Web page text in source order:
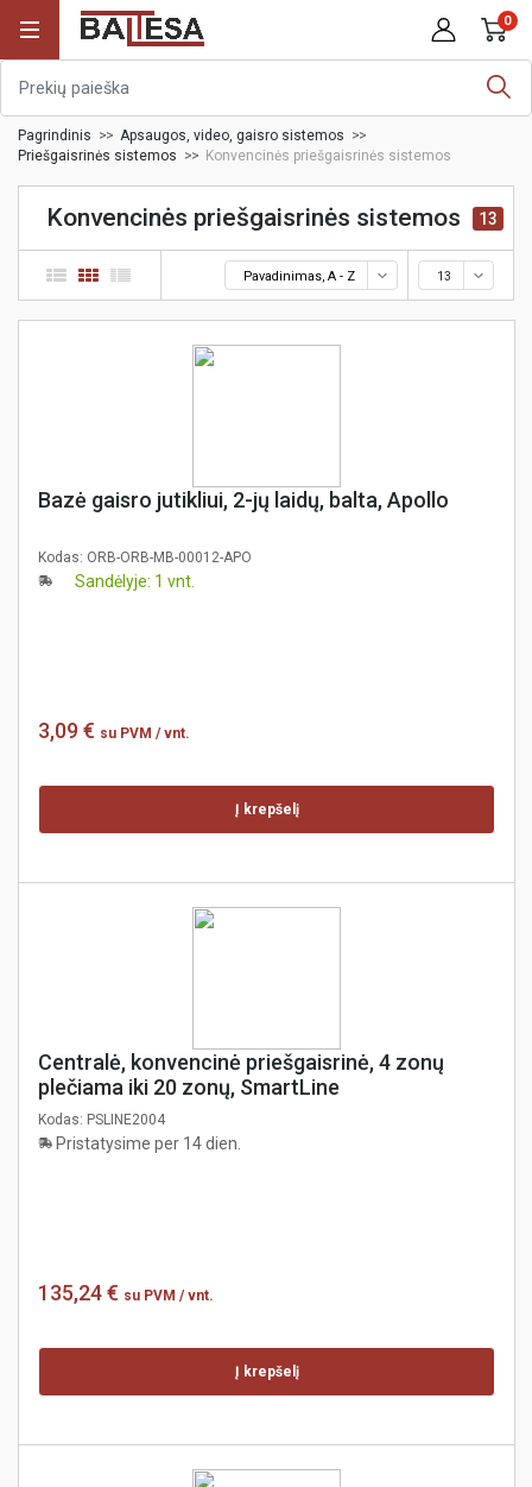
0
Pagrindinis
Apsaugos, video, gaisro sistemos
Priešgaisrinės sistemos
Konvencinės priešgaisrinės sistemos
Konvencinės priešgaisrinės sistemos 13
Pavadinimas, A - Z 13
Bazė gaisro jutikliui, 2-jų laidų, balta, Apollo
Kodas: ORB-ORB-MB-00012-APO
Sandėlyje: 1 vnt.
3,09 € su PVM / vnt.
Į krepšelį
Centralė, konvencinė priešgaisrinė, 4 zonų
plečiama iki 20 zonų, SmartLine
Kodas: PSLINE2004
Pristatysime per 14 dien.
135,24 € su PVM / vnt.
Į krepšelį